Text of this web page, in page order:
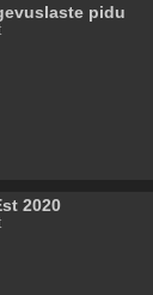
pidu
2020